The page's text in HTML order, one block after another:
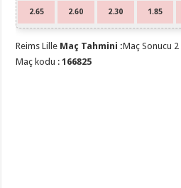
2.65 2.60 2.30 1.85
Reims Lille Maç Tahmini :Maç Sonucu 2
Maç kodu :166825